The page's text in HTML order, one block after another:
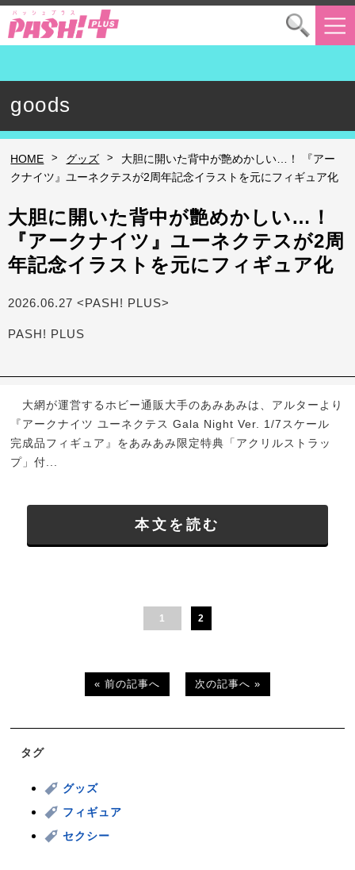
goods
HOME > グッズ >
大胆に開いた背中が艶めかしい…！ 『アー
クナイツ』ユーネクテスが2周年記念イラストを元にフィギュア化
大胆に開いた背中が艶めかしい…！
『アークナイツ』ユーネクテスが2周
年記念イラストを元にフィギュア化
2026.06.27 <PASH! PLUS>
PASH! PLUS
大網が運営するホビー通販大手のあみあみは、アルターより
『アークナイツ ユーネクテス Gala Night Ver. 1/7スケール
完成品フィギュア』をあみあみ限定特典「アクリルストラッ
プ」付...
本文を読む
1 2
« 前の記事へ 次の記事へ »
タグ
グッズ
フィギュア
セクシー